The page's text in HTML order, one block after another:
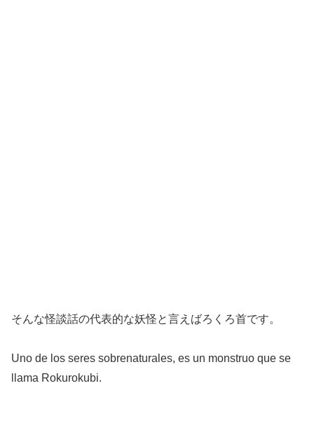
そんな怪談話の代表的な妖怪と言えばろくろ首です。
Uno de los seres sobrenaturales, es un monstruo que se
llama Rokurokubi.